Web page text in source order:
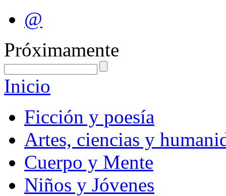
@
Próximamente
Inicio
Ficción y poesía
Artes, ciencias y
Cuerpo y Mente
Niños y Jóvenes